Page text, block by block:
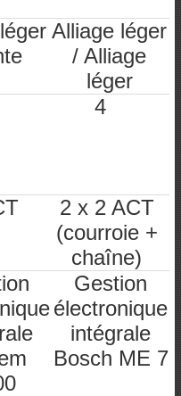
Alliage léger
/ Alliage
léger
4
2 x 2 ACT
(courroie +
chaîne)
Gestion
électronique
intégrale
Bosch ME 7